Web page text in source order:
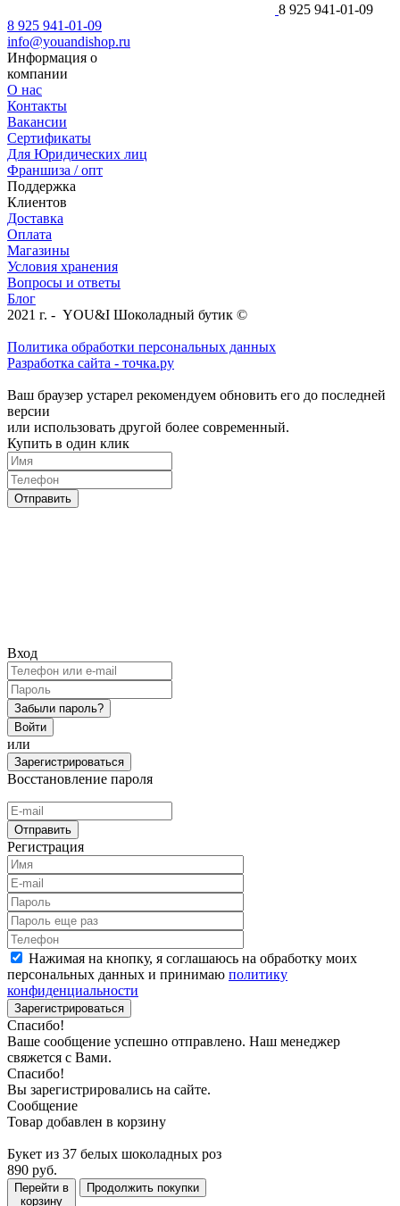
8 925 941-01-09
8 925 941-01-09
info@youandishop.ru
Информация о
компании
О нас
Контакты
Вакансии
Сертификаты
Для Юридических лиц
Франшиза / опт
Поддержка
Клиентов
Доставка
Оплата
Магазины
Условия хранения
Вопросы и ответы
Блог
2021 г. - YOU&I Шоколадный бутик ©
Политика обработки персональных данных
Разработка сайта - точка.ру
Ваш браузер устарел рекомендуем обновить его до последней
версии
или использовать другой более современный.
Купить в один клик
Отправить
Вход
Забыли пароль?
Войти
или
Зарегистрироваться
Восстановление пароля
Отправить
Регистрация
Нажимая на кнопку, я соглашаюсь на обработку моих
персональных данных и принимаю политику
конфиденциальности
Зарегистрироваться
Спасибо!
Ваше сообщение успешно отправлено. Наш менеджер
свяжется с Вами.
Спасибо!
Вы зарегистрировались на сайте.
Сообщение
Товар добавлен в корзину
Букет из 37 белых шоколадных роз
890 руб.
Перейти в
корзину
Продолжить покупки